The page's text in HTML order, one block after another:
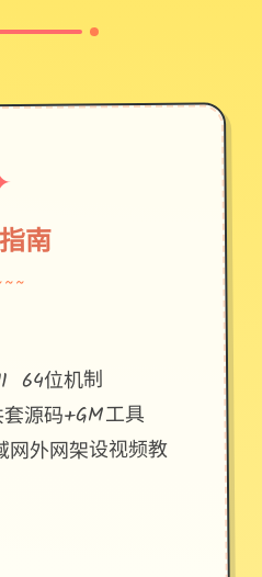
南
64位机制
源码+GM工具
外网架设视频教